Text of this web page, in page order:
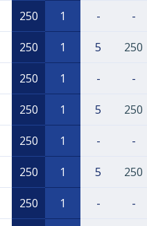
250 1 - -
250 1 5 250
250 1 - -
250 1 5 250
250 1 - -
250 1 5 250
250 1 - -